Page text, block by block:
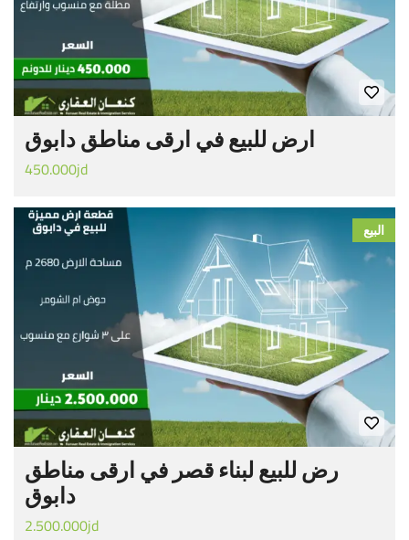
ارض للبيع في ارقى مناطق دابوق
450.000jd
البيع
رض للبيع لبناء قصر في ارقى مناطق
دابوق
2.500.000jd